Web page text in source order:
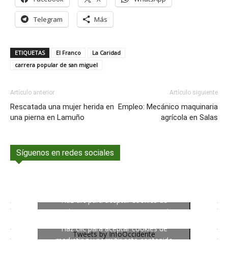
Telegram Más
ETIQUETAS El Franco
La Caridad
carrera popular de san miguel
Artículo anterior
Rescatada una mujer herida en
una pierna en Lamuño
Artículo siguiente
Empleo: Mecánico maquinaria
agrícola en Salas
Síguenos en redes sociales
Haz clic para aceptar cookies de
marketing y permitir este contenido
Tweets by InfoOccidente
Haz clic para aceptar cookies de
marketing y permitir este contenido